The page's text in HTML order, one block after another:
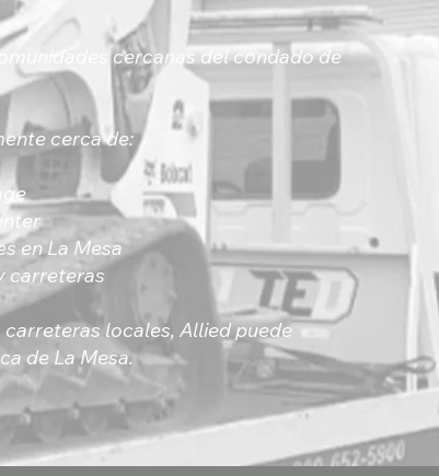
cercanas del condado de
cerca de:
en La Mesa
carreteras
locales, Allied puede
de La Mesa.